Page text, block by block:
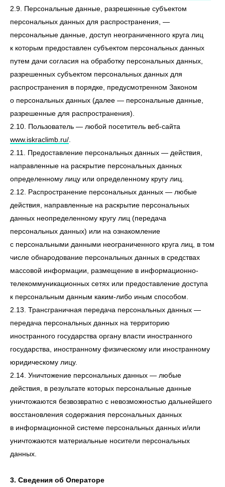
2.9. Персональные данные, разрешенные субъектом
персональных данных для распространения, —
персональные данные, доступ неограниченного круга лиц
к которым предоставлен субъектом персональных данных
путем дачи согласия на обработку персональных данных,
разрешенных субъектом персональных данных для
распространения в порядке, предусмотренном Законом
о персональных данных (далее — персональные данные,
разрешенные для распространения).
2.10. Пользователь — любой посетитель веб-сайта
www.iskraclimb.ru/
2.11. Предоставление персональных данных — действия,
направленные на раскрытие персональных данных
определенному лицу или определенному кругу лиц.
2.12. Распространение персональных данных — любые
действия, направленные на раскрытие персональных
данных неопределенному кругу лиц (передача
персональных данных) или на ознакомление
с персональными данными неограниченного круга лиц, в том
числе обнародование персональных данных в средствах
массовой информации, размещение в информационно-
телекоммуникационных сетях или предоставление доступа
к персональным данным каким-либо иным способом.
2.13. Трансграничная передача персональных данных —
передача персональных данных на территорию
иностранного государства органу власти иностранного
государства, иностранному физическому или иностранному
юридическому лицу.
2.14. Уничтожение персональных данных — любые
действия, в результате которых персональные данные
уничтожаются безвозвратно с невозможностью дальнейшего
восстановления содержания персональных данных
в информационной системе персональных данных и/или
уничтожаются материальные носители персональных
данных.
3. Сведения об Операторе